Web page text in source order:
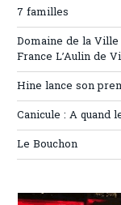
7 familles
Domaine de la
France L’Aulin de
Hine lance son
Canicule : A quand
Le Bouchon